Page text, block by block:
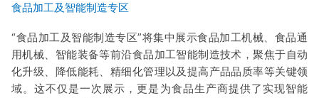
食品加工及智能制造专区
“食品加工及智能制造专区”将集中展示食品加工机械、食品通
用机械、智能装备等前沿食品加工智能制造技术，聚焦于自动
化升级、降低能耗、精细化管理以及提高产品品质率等关键领
域。这不仅是一次展示，更是为食品生产商提供了实现智能